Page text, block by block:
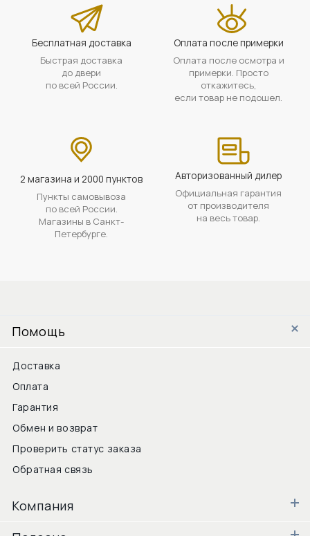
Бесплатная доставка
Быстрая доставка
до двери
по всей России.
Оплата после примерки
Оплата после осмотра и
примерки. Просто
откажитесь,
если товар не подошел.
2 магазина и 2000 пунктов
Пункты самовывоза
по всей России.
Магазины в Санкт-
Петербурге.
Авторизованный дилер
Официальная гарантия
от производителя
на весь товар.
Помощь
Доставка
Оплата
Гарантия
Обмен и возврат
Проверить статус заказа
Обратная связь
Компания